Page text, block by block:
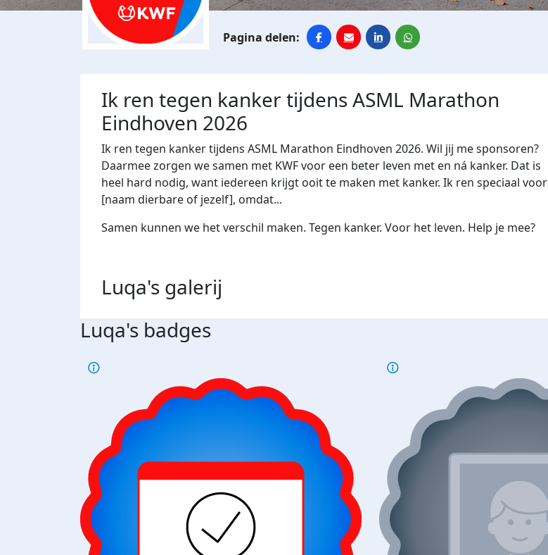
Ik ren tegen kanker tijdens ASML Marathon
Eindhoven 2026
Ik ren tegen kanker tijdens ASML Marathon Eindhoven 2026. Wil jij me sponsoren?
Daarmee zorgen we samen met KWF voor een beter leven met en ná kanker. Dat is
heel hard nodig, want iedereen krijgt ooit te maken met kanker. Ik ren speciaal voor
[naam dierbare of jezelf], omdat...
Samen kunnen we het verschil maken. Tegen kanker. Voor het leven. Help je mee?
Luqa's galerij
Luqa's badges